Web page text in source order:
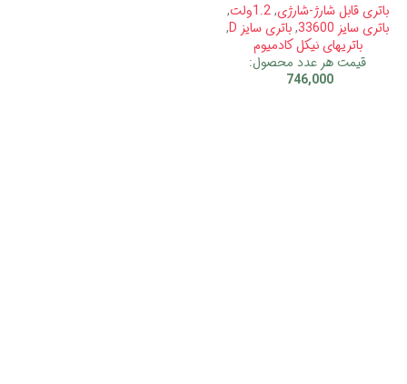
باتری قابل شارژ-شارژی,1.2ولت
,
باتری سایز 33600
,باتری سایز D
,
باتریهای نیکل کادمیوم
قیمت هر عدد محصول:
746,000